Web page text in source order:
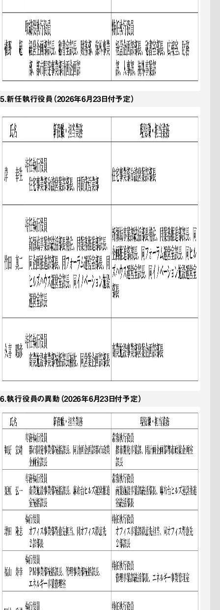
5．新任執行役員 （2026年6月23日付予定）
6．執行役員の異動 （2026年6月23日付予定）